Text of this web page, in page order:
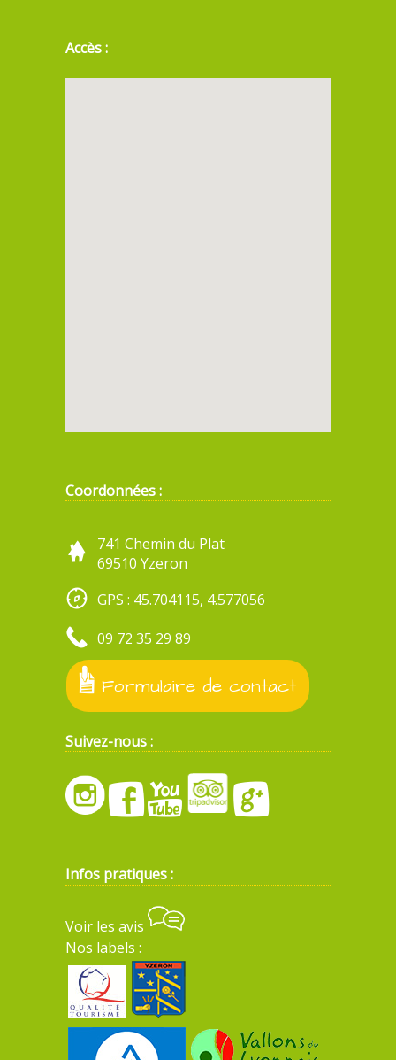
Accès :
Coordonnées :
741 Chemin du Plat
69510 Yzeron
GPS : 45.704115, 4.577056
09 72 35 29 89
Formulaire de contact
Suivez-nous :
Infos pratiques :
Voir les avis
Nos labels :